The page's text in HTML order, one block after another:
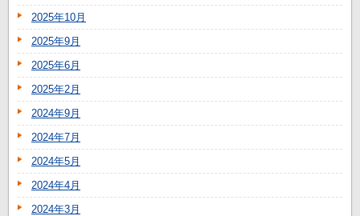
2025年10月
2025年9月
2025年6月
2025年2月
2024年9月
2024年7月
2024年5月
2024年4月
2024年3月